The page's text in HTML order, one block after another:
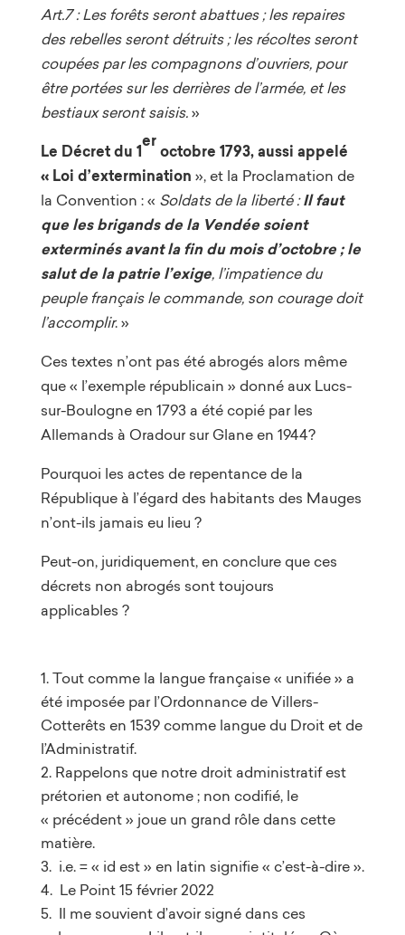
Art.7 : Les forêts seront abattues ; les repaires
des rebelles seront détruits ; les récoltes seront
coupées par les compagnons d’ouvriers, pour
être portées sur les derrières de l’armée, et les
bestiaux seront saisis.»
Le Décret du 1
er
octobre 1793, aussi appelé
« Loi d’extermination », et la Proclamation de
la Convention : « Soldats de la liberté :Il faut
que les brigands de la Vendée soient
exterminés avant la fin du mois d’octobre ; le
salut de la patrie l’exige, l’impatience du
peuple français le commande, son courage doit
l’accomplir. »
Ces textes n’ont pas été abrogés alors même
que « l’exemple républicain » donné aux Lucs-
sur-Boulogne en 1793 a été copié par les
Allemands à Oradour sur Glane en 1944?
Pourquoi les actes de repentance de la
République à l’égard des habitants des Mauges
n’ont-ils jamais eu lieu ?
Peut-on, juridiquement, en conclure que ces
décrets non abrogés sont toujours
applicables ?
Tout comme la langue française « unifiée » a
été imposée par l’Ordonnance de Villers-
Cotterêts en 1539 comme langue du Droit et de
l’Administratif.
Rappelons que notre droit administratif est
prétorien et autonome ; non codifié, le
« précédent » joue un grand rôle dans cette
matière.
i.e. = « id est » en latin signifie « c’est-à-dire ».
Le Point 15 février 2022
Il me souvient d’avoir signé dans ces